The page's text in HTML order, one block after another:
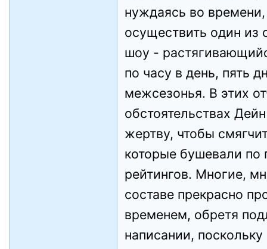
нуждаясь во
осуществить один
шоу -
по часу в день, пять
межсезонья. В этих
обстоятельствах
жертву, чтобы
которые бушевали по
рейтингов. Многие,
составе прекрасно
временем, обретя
написании,